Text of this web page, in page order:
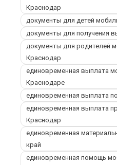
Краснодар
документы для детей
документы для получения
документы для родителей
Краснодар
единовременная выплата
Краснодаре
единовременная выплата
единовременная выплата
Краснодар
единовременная
край
единовременная помощь